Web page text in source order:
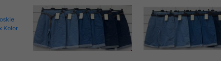
na komputerze